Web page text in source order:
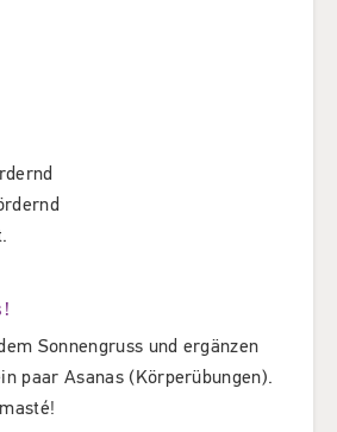
Sonnengruss und ergänzen
paar Asanas (Körperübungen).